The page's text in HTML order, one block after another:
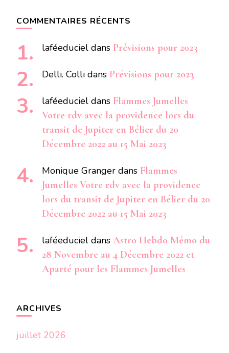
COMMENTAIRES RÉCENTS
laféeduciel dans Prévisions pour 2023
Delli. Colli dans Prévisions pour 2023
laféeduciel dans Flammes Jumelles
Votre rdv avec la providence lors du
transit de Jupiter en Bélier du 20
Décembre 2022 au 15 Mai 2023
Monique Granger dans Flammes
Jumelles Votre rdv avec la providence
lors du transit de Jupiter en Bélier du 20
Décembre 2022 au 15 Mai 2023
laféeduciel dans Astro Hebdo Mémo du
28 Novembre au 4 Décembre 2022 et
Aparté pour les Flammes Jumelles
ARCHIVES
juillet 2026